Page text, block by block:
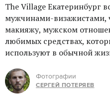
The Village Екатеринбург
мужчинами-визажистами,
макияжу, мужском
любимых средствах,
используют в обычной
Фотографии
СЕРГЕЙ ПОТЕРЯЕВ